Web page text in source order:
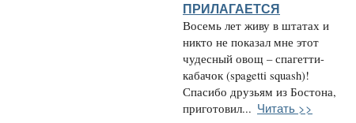
ПРИЛАГАЕТСЯ
Восемь лет живу в штатах и
никто не показал мне этот
чудесный овощ – спагетти-
кабачок (spagetti squash)!
Спасибо друзьям из Бостона,
приготовил... Читать >>